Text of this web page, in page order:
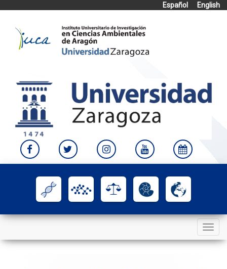
Español
English
content
Toggle
navigation